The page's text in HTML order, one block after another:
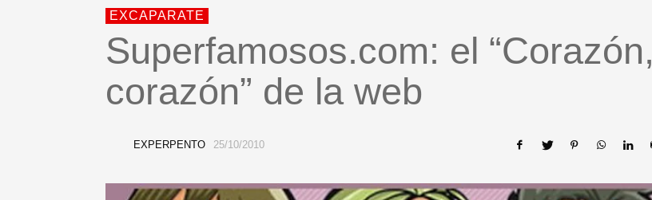
EXCAPARATE
Superfamosos.com: el “Corazón,
corazón” de la web
EXPERPENTO 25/10/2010